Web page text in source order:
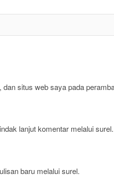
dan situs web saya pada
lanjut komentar melalui surel.
baru melalui surel.